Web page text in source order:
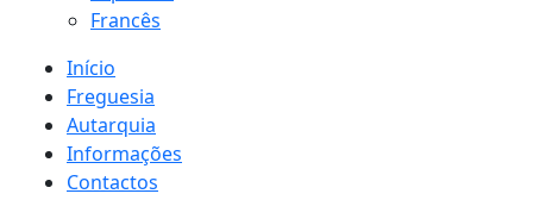
Francês
Início
Freguesia
Autarquia
Informações
Contactos